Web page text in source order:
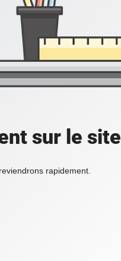
sur le site
rapidement.